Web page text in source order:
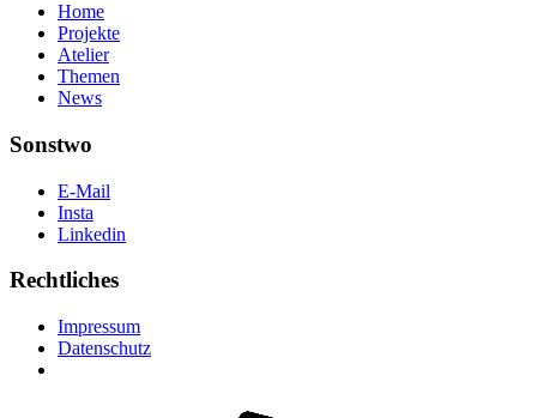
Home
Projekte
Atelier
Themen
News
Sonstwo
E-Mail
Insta
Linkedin
Rechtliches
Impressum
Datenschutz